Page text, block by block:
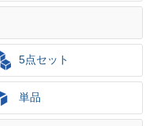
5点セット
単品